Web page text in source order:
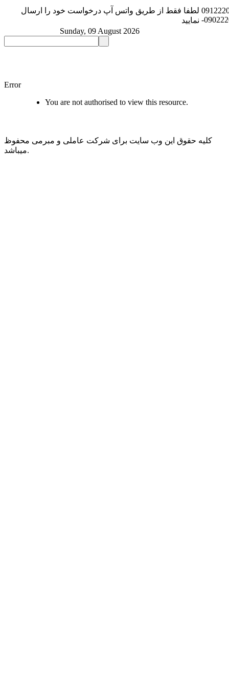
لطفا فقط از طریق واتس آپ درخواست خود را ارسال
نمایید -
Sunday, 09 August 2026
Error
You are not authorised to view this resource.
کلیه حقوق این وب سایت برای شرکت عاملی و مبرمی محفوظ
میباشد.